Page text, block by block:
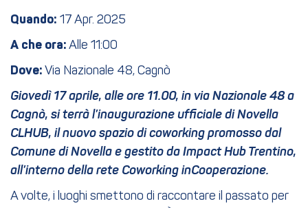
Quando: 17 Apr. 2025
A che ora: Alle 11:00
Dove: Via Nazionale 48, Cagnò
Giovedì 17 aprile, alle ore 11.00, in via Nazionale 48 a
Cagnò, si terrà l’inaugurazione ufficiale di Novella
CLHUB, il nuovo spazio di coworking promosso dal
Comune di Novella e gestito da Impact Hub Trentino,
all’interno della rete Coworking inCooperazione.
A volte, i luoghi smettono di raccontare il passato per